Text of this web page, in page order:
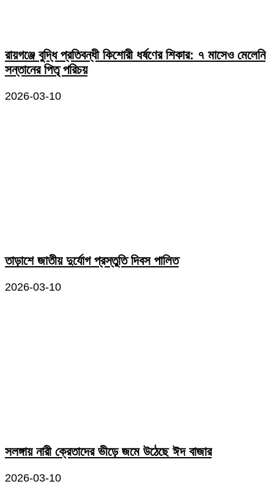
রায়গঞ্জে বুদ্ধি প্রতিবন্ধী কিশোরী ধর্ষণের শিকার: ৭ মাসেও মেলেনি
সন্তানের পিতৃ পরিচয়
2026-03-10
তাড়াশে জাতীয় দুর্যোগ প্রস্তুতি দিবস পালিত
2026-03-10
সলঙ্গায় নারী ক্রেতাদের ভীড়ে জমে উঠেছে ঈদ বাজার
2026-03-10